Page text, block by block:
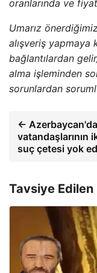
oranlarında ve
Umarız
alışveriş yapmaya
bağlantılardan
alma işleminden
sorunlardan
←
vatandaşlarının
suç çetesi yok
Tavsiye